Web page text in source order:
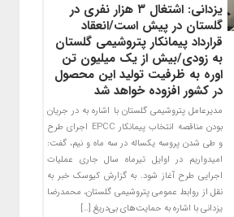
یزدانی: اشتغال ۳ هزار نفری در
گلستان در پیش است/انعقاد
قرارداد پیمانکار پتروشیمی گلستان
به زودی/بیش از یک میلیون تن
اوره به ظرفیت تولید این محصول
در کشور افزوده خواهد شد
مدیرعامل پتروشیمی گلستان با اشاره به در جریان
بودن مناقصه انتخاب پیمانکار EPCC اجرای طرح
و طی شدن پروسه یکساله در سه ماه و نیم، گفت:
امیدواریم در اوایل تیرماه سال جاری عملیات
اجرایی طرح آغاز شود. به گزارش کیوسک خبر به
نقل از روابط عمومی پتروشیمی گلستان، محمدرضا
یزدانی با اشاره به حمایت‌های بی‌دریغ […]